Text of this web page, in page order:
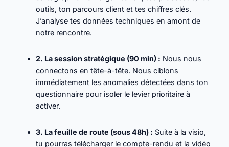
outils, ton parcours client et tes chiffres clés.
J’analyse tes données techniques en amont de
notre rencontre.
2. Lasession stratégique (90 min) : Nous nous
connectons en tête-à-tête. Nous ciblons
immédiatement les anomalies détectées dans ton
questionnaire pour isoler le levier prioritaire à
activer.
3. Lafeuille de route (sous 48h) : Suite à la visio,
tu pourras télécharger le compte-rendu et la vidéo